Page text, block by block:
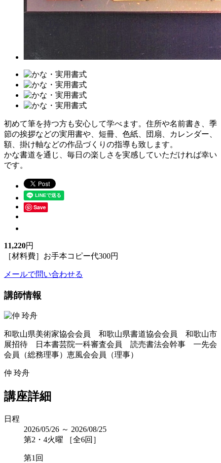
初めて筆を持つ方も安心して学べます。住所や名前書き、季
節の挨拶などの実用書や、短冊、色紙、団扇、カレンダー、
額、掛け軸などの作品づくりの指導も致します。
かな書道を通じ、毎日の楽しさを実感していただければ幸い
です。
Save
11,220円
［材料費］お手本コピー代300円
メールで問い合わせる
講師情報
和歌山県美術家協会会員 和歌山県書道協会会員 和歌山市
展招待 日本書芸院一科審査会員 読売書法会幹事 一先会
会員（総務理事）恵風会会員（理事）
仲 玲舟
講座詳細
日程
2026/05/26 ～ 2026/08/25
第2・4火曜 ［全6回］
第1回